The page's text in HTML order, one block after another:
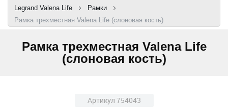
Legrand Valena Life
Рамки
Рамка трехместная Valena Life (слоновая кость)
Рамка трехместная Valena Life
(слоновая кость)
Артикул 754043